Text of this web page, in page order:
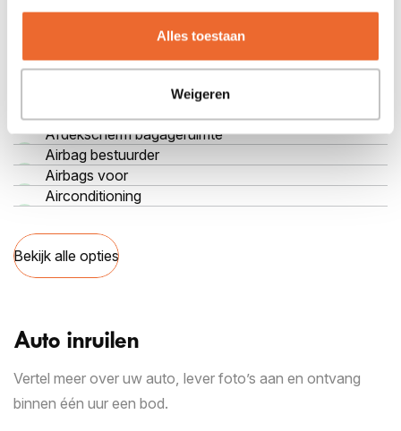
Alles toestaan
Weigeren
Opties
Achterbank neerklapbaar (ongelijke delen)
Adaptive Cruise Control
Afdekscherm bagageruimte
Airbag bestuurder
Airbags voor
Airconditioning
Bekijk alle opties
Auto inruilen
Vertel meer over uw auto, lever foto’s aan en ontvang
binnen één uur een bod.